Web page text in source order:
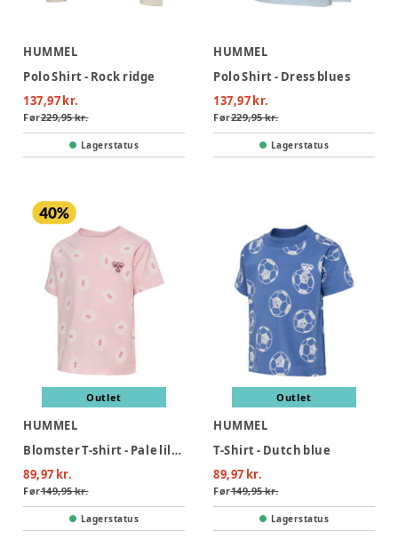
HUMMEL
Polo Shirt - Rock ridge
137,97 kr.
Før229,95 kr.
Lagerstatus
HUMMEL
Polo Shirt - Dress blues
137,97 kr.
Før229,95 kr.
Lagerstatus
Outlet
HUMMEL
Blomster T-shirt - Pale lilac
89,97 kr.
Før149,95 kr.
Lagerstatus
Outlet
HUMMEL
T-Shirt - Dutch blue
89,97 kr.
Før149,95 kr.
Lagerstatus